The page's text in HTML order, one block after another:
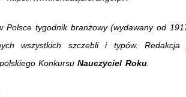
tygodnik branżowy (wydawany od
wszystkich szczebli i typów. Redakcja
KonkursuNauczyciel Roku.